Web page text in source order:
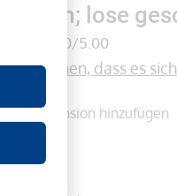
x 2 mm; lose
0/5.00
dass es
Rezension hinzufügen